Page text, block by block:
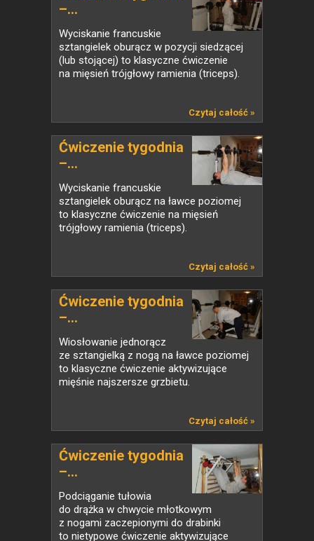
–...
Wyciskanie francuskie
sztangielek oburącz w pozycji siedzącej
(lub stojącej) to klasyczne ćwiczenie
na mięsień trójgłowy ramienia (triceps).
Czytaj całość »
Ćwiczenie tygodnia
–...
Wyciskanie francuskie
sztangielek oburącz na ławce poziomej
to klasyczne ćwiczenie na mięsień
trójgłowy ramienia (triceps).
Czytaj całość »
Ćwiczenie tygodnia
–...
Wiosłowanie jednorącz
ze sztangielką z nogą na ławce poziomej
to klasyczne ćwiczenie aktywizujące
mięśnie najszersze grzbietu.
Czytaj całość »
Ćwiczenie tygodnia
–...
Podciąganie tułowia
do drążka w chwycie młotkowym
z nogami zaczepionymi do drabinki
to nietypowe ćwiczenie aktywizujące